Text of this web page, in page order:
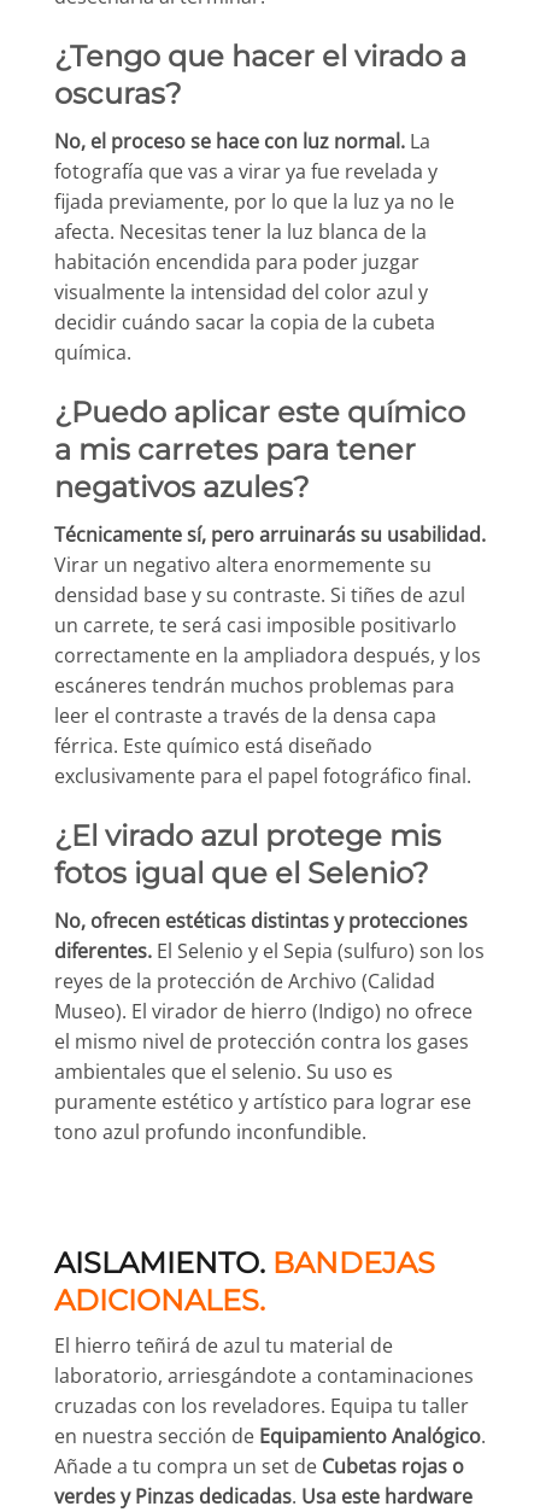
¿Tengo que hacer el virado a
oscuras?
No, el proceso se hace con luz normal. La
fotografía que vas a virar ya fue revelada y
fijada previamente, por lo que la luz ya no le
afecta. Necesitas tener la luz blanca de la
habitación encendida para poder juzgar
visualmente la intensidad del color azul y
decidir cuándo sacar la copia de la cubeta
química.
¿Puedo aplicar este químico
a mis carretes para tener
negativos azules?
Técnicamente sí, pero arruinarás su usabilidad.
Virar un negativo altera enormemente su
densidad base y su contraste. Si tiñes de azul
un carrete, te será casi imposible positivarlo
correctamente en la ampliadora después, y los
escáneres tendrán muchos problemas para
leer el contraste a través de la densa capa
férrica. Este químico está diseñado
exclusivamente para el papel fotográfico final.
¿El virado azul protege mis
fotos igual que el Selenio?
No, ofrecen estéticas distintas y protecciones
diferentes. El Selenio y el Sepia (sulfuro) son los
reyes de la protección de Archivo (Calidad
Museo). El virador de hierro (Indigo) no ofrece
el mismo nivel de protección contra los gases
ambientales que el selenio. Su uso es
puramente estético y artístico para lograr ese
tono azul profundo inconfundible.
AISLAMIENTO. BANDEJAS
ADICIONALES.
El hierro teñirá de azul tu material de
laboratorio, arriesgándote a contaminaciones
cruzadas con los reveladores. Equipa tu taller
en nuestra sección de Equipamiento Analógico.
Añade a tu compra un set de Cubetas rojas o
verdes y Pinzas dedicadas. Usa este hardware